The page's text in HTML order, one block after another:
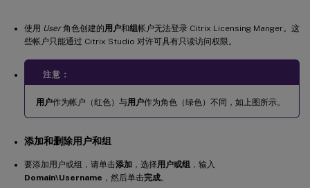
使用 User角色创建的用户和组帐户无法登录 Citrix Licensing Manger。这
些帐户只能通过 Citrix Studio 对许可具有只读访问权限。
注意：
用户作为帐户（红色）与用户作为角色（绿色）不同，如上图所示。
添加和删除用户和组
要添加用户或组，请单击添加 ，选择用户或组 ，输入
Domain\Username ，然后单击完成。